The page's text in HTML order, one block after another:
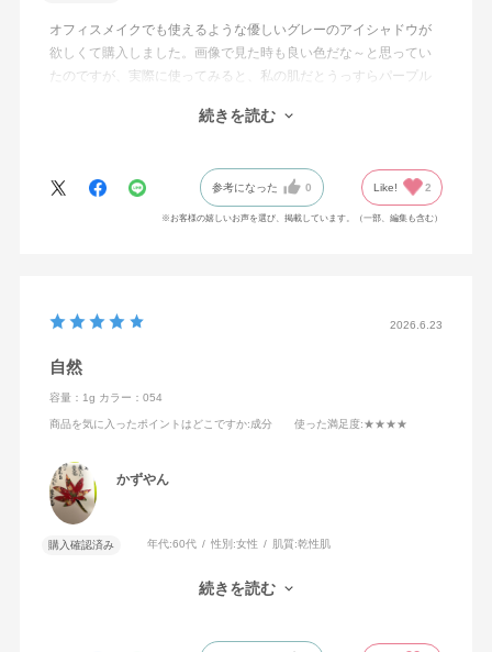
オフィスメイクでも使えるような優しいグレーのアイシャドウが
欲しくて購入しました。画像で見た時も良い色だな～と思ってい
たのですが、実際に使ってみると、私の肌だとうっすらパープル
の色っぽさやミステリアスなニュアンスも感じられて素敵でし
他の色とも組み合わせやすいのもポイントです。しっとりとした
質感で粉飛びもせず、色持ちも良くてお値段以上だと思います。
出会えて良かった！！
続きを読む
参考になった 0 Like! 2
※お客様の嬉しいお声を選び、掲載しています。（一部、編集も含む）
2026.6.23
自然
容量：1g カラー：054
商品を気に入ったポイントはどこですか:成分 使った満足度:★★★★
かずやん
購入確認済み 年代:60代 性別:女性 肌質:乾性肌
続きを読む